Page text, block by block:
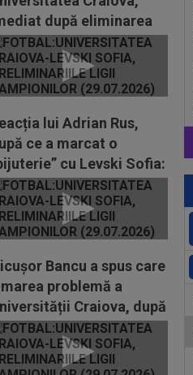
după eliminarea
UEFA Champions
lui Adrian Rus,
ce a marcat o
cu Levski Sofia:
trist”
Bancu a spus care
problemă a
Craiova, după
din...